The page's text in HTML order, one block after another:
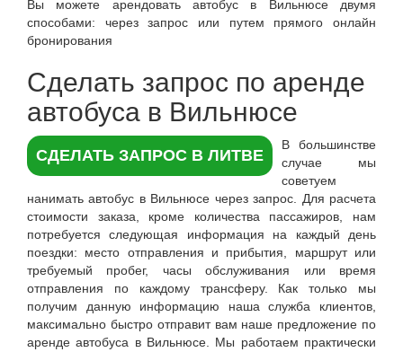
Вы можете арендовать автобус в Вильнюсе двумя
способами: через запрос или путем прямого онлайн
бронирования
Сделать запрос по аренде
автобуса в Вильнюсе
СДЕЛАТЬ ЗАПРОС В ЛИТВЕ
В большинстве
случае мы
советуем
нанимать автобус в Вильнюсе через запрос. Для расчета
стоимости заказа, кроме количества пассажиров, нам
потребуется следующая информация на каждый день
поездки: место отправления и прибытия, маршрут или
требуемый пробег, часы обслуживания или время
отправления по каждому трансферу. Как только мы
получим данную информацию наша служба клиентов,
максимально быстро отправит вам наше предложение по
аренде автобуса в Вильнюсе. Мы работаем практически